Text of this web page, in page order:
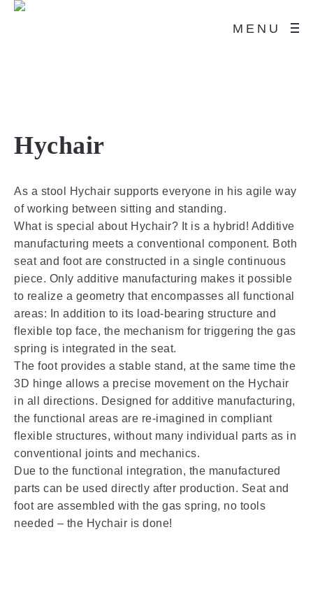
MENU
Hychair
As a stool Hychair supports everyone in his agile way
of working between sitting and standing.
What is special about Hychair? It is a hybrid! Additive
manufacturing meets a conventional component. Both
seat and foot are constructed in a single continuous
piece. Only additive manufacturing makes it possible
to realize a geometry that encompasses all functional
areas: In addition to its load-bearing structure and
flexible top face, the mechanism for triggering the gas
spring is integrated in the seat.
The foot provides a stable stand, at the same time the
3D hinge allows a precise movement on the Hychair
in all directions. Designed for additive manufacturing,
the functional areas are re-imagined in compliant
flexible structures, without many individual parts as in
conventional joints and mechanics.
Due to the functional integration, the manufactured
parts can be used directly after production. Seat and
foot are assembled with the gas spring, no tools
needed – the Hychair is done!